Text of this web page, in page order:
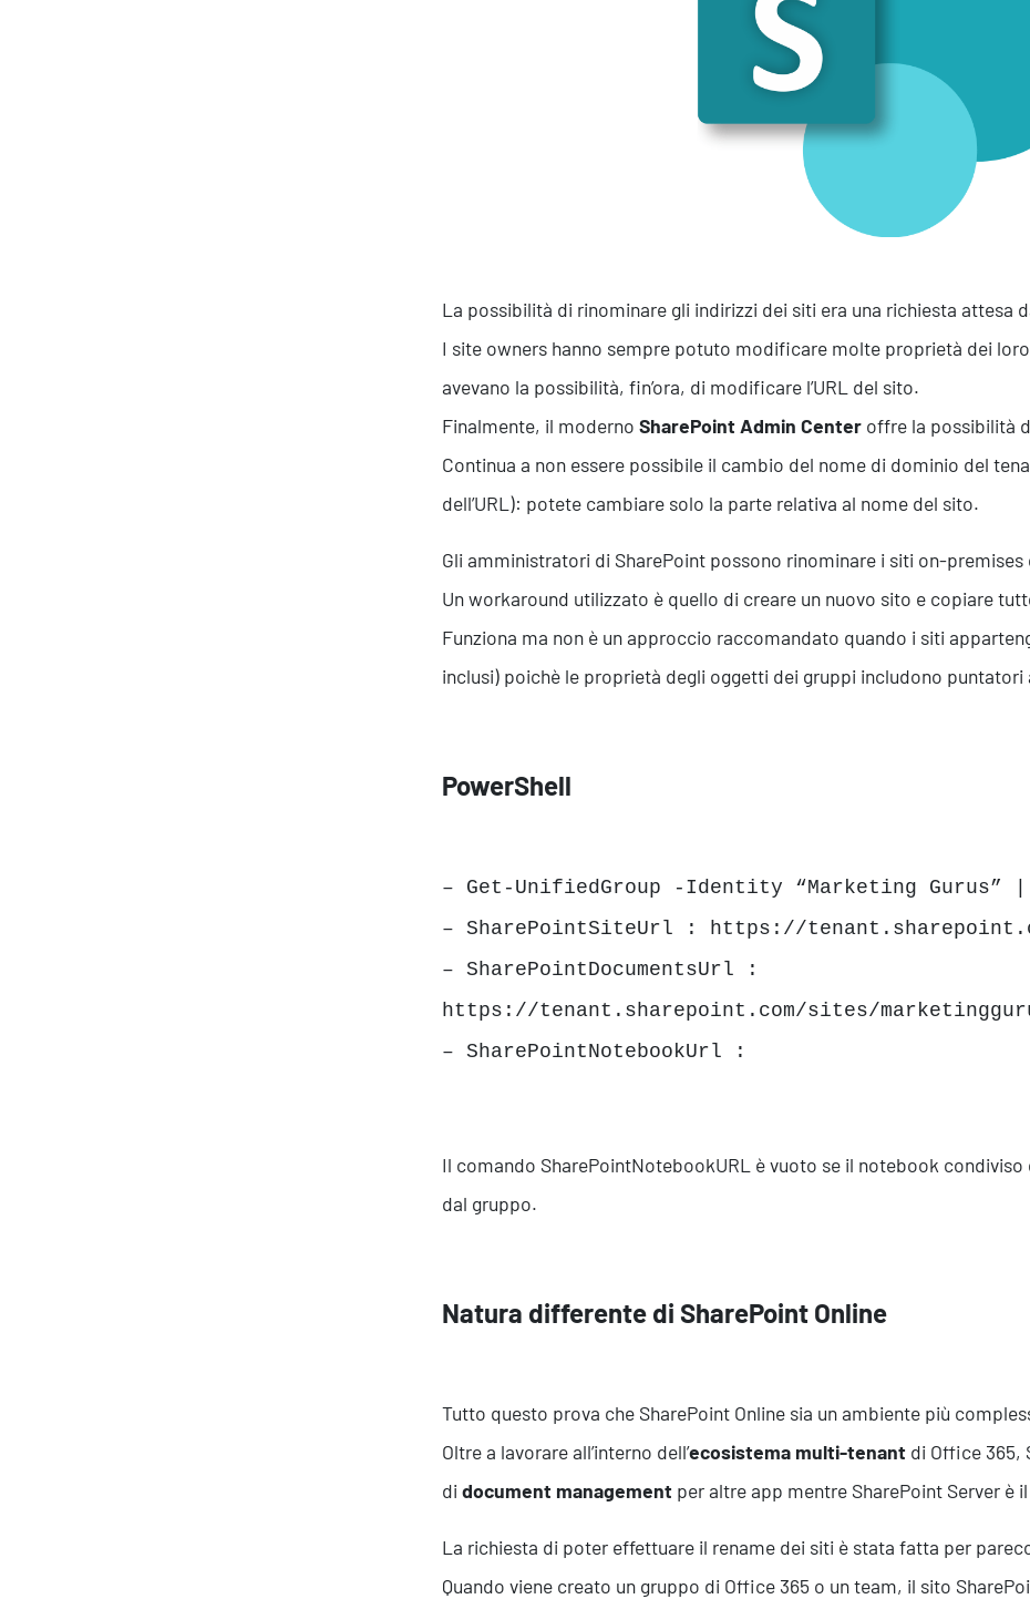
La possibilità di rinominare gli indirizzi dei siti era una richiesta attesa
I site owners hanno sempre potuto modificare molte proprietà dei
avevano la possibilità, fin’ora, di modificare l’URL del sito.
Finalmente, il moderno SharePoint Admin Center offre la possibilità
Continua a non essere possibile il cambio del nome di dominio del
dell’URL): potete cambiare solo la parte relativa al nome del sito.
Gli amministratori di SharePoint possono rinominare i siti on-premises
Un workaround utilizzato è quello di creare un nuovo sito e copiare
Funziona ma non è un approccio raccomandato quando i siti
inclusi) poichè le proprietà degli oggetti dei gruppi includono puntatori
PowerShell
– Get-UnifiedGroup -Identity “Marketing Gurus”
– SharePointSiteUrl : https://
– SharePointDocumentsUrl :
https://tenant.sharepoint.com/sites/
– SharePointNotebookUrl :
Il comando SharePointNotebookURL è vuoto se il notebook
dal gruppo.
Natura differente di SharePoint Online
Tutto questo prova che SharePoint Online sia un ambiente più
Oltre a lavorare all’interno dell’ecosistema multi-tenant di Office 365,
di document management per altre app mentre SharePoint Server
La richiesta di poter effettuare il rename dei siti è stata fatta per
Quando viene creato un gruppo di Office 365 o un team, il sito